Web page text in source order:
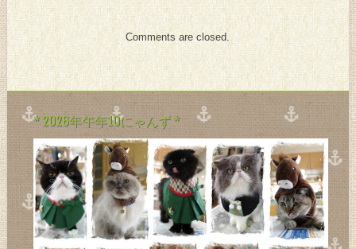
Comments are closed.
* 2026年午年10にゃんず *